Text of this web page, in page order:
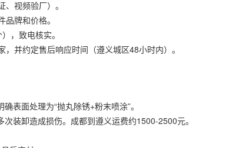
视频验厂）。
牌和价格。
，致电核实。
并约定售后响应时间（遵义城区48小时内）。
表面处理为“抛丸除锈+粉末喷涂”。
装卸造成损伤。成都到遵义运费约1500-2500元。